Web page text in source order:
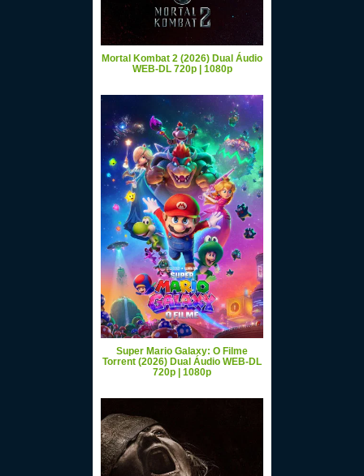
Mortal Kombat 2 (2026) Dual Áudio
WEB-DL 720p | 1080p
Super Mario Galaxy: O Filme
Torrent (2026) Dual Áudio WEB-DL
720p | 1080p